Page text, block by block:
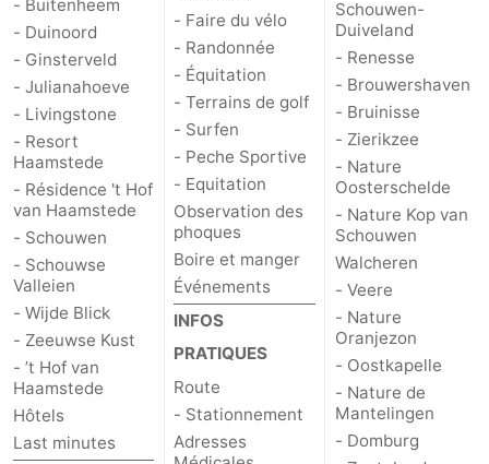
- Buitenheem
- Duinoord
- Ginsterveld
- Julianahoeve
- Livingstone
- Resort
Haamstede
- Résidence 't Hof
van Haamstede
- Schouwen
- Schouwse
Valleien
- Wijde Blick
- Zeeuwse Kust
- ’t Hof van
Haamstede
Hôtels
Last minutes
- Faire du vélo
- Randonnée
- Équitation
- Terrains de golf
- Surfen
- Peche Sportive
- Equitation
Observation des
phoques
Boire et manger
Événements
INFOS
PRATIQUES
Route
- Stationnement
Adresses
Schouwen-
Duiveland
- Renesse
- Brouwershaven
- Bruinisse
- Zierikzee
- Nature
Oosterschelde
- Nature Kop van
Schouwen
Walcheren
- Veere
- Nature
Oranjezon
- Oostkapelle
- Nature de
Mantelingen
- Domburg